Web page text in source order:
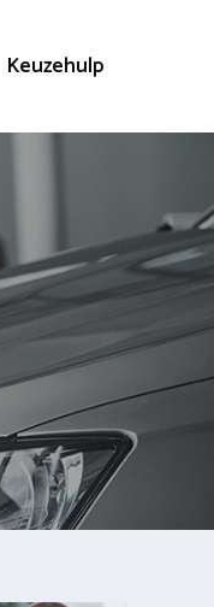
Keuzehulp